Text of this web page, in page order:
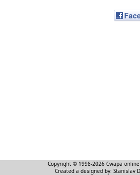
Copyright © 1998-2026 Cwapa
Created a designed by: Stanislav